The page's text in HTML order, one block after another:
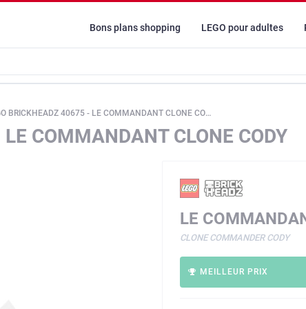
Bons plans shopping LEGO pour adultes
BRICKHEADZ 40675 - LE COMMANDANT CLONE CODY
COMMANDANT CLONE CODY
LE
CLONE COMMANDER CODY
MEILLEUR PRIX